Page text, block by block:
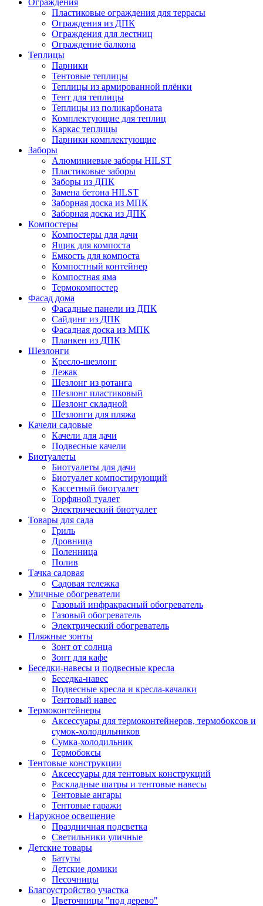
Ограждения
Пластиковые ограждения для террасы
Ограждения из ДПК
Ограждения для лестниц
Ограждение балкона
Теплицы
Парники
Тентовые теплицы
Теплицы из армированной плёнки
Тент для теплицы
Теплицы из поликарбоната
Комплектующие для теплиц
Каркас теплицы
Парники комплектующие
Заборы
Алюминиевые заборы HILST
Пластиковые заборы
Заборы из ДПК
Замена бетона HILST
Заборная доска из МПК
Заборная доска из ДПК
Компостеры
Компостеры для дачи
Ящик для компоста
Емкость для компоста
Компостный контейнер
Компостная яма
Термокомпостер
Фасад дома
Фасадные панели из ДПК
Сайдинг из ДПК
Фасадная доска из МПК
Планкен из ДПК
Шезлонги
Кресло-шезлонг
Лежак
Шезлонг из ротанга
Шезлонг пластиковый
Шезлонг складной
Шезлонги для пляжа
Качели садовые
Качели для дачи
Подвесные качели
Биотуалеты
Биотуалеты для дачи
Биотуалет компостирующий
Кассетный биотуалет
Торфяной туалет
Электрический биотуалет
Товары для сада
Гриль
Дровница
Поленница
Полив
Тачка садовая
Садовая тележка
Уличные обогреватели
Газовый инфракрасный обогреватель
Газовый обогреватель
Электрический обогреватель
Пляжные зонты
Зонт от солнца
Зонт для кафе
Беседки-навесы и подвесные кресла
Беседка-навес
Подвесные кресла и кресла-качалки
Тентовый навес
Термоконтейнеры
Аксессуары для термоконтейнеров, термобоксов и
сумок-холодильников
Сумка-холодильник
Термобоксы
Тентовые конструкции
Аксессуары для тентовых конструкций
Раскладные шатры и тентовые навесы
Тентовые ангары
Тентовые гаражи
Наружное освещение
Праздничная подсветка
Светильники уличные
Детские товары
Батуты
Детские домики
Песочницы
Благоустройство участка
Цветочницы "под дерево"